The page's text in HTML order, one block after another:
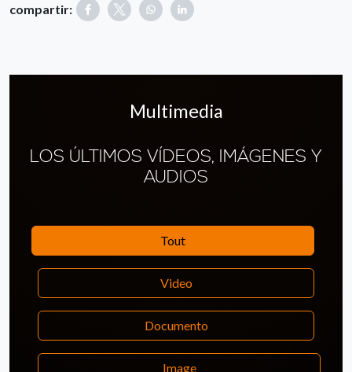
compartir:
Multimedia
LOS ÚLTIMOS VÍDEOS, IMÁGENES Y
AUDIOS
Tout
Video
Documento
Image